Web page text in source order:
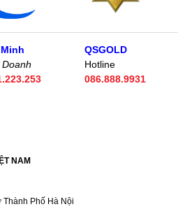
Doanh
QSGOLD
Hotline
086.888.9931
NAM
Phố Hà Nội